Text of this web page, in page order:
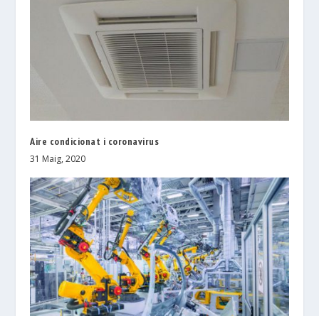
Aire condicionat i coronavirus
31 Maig, 2020